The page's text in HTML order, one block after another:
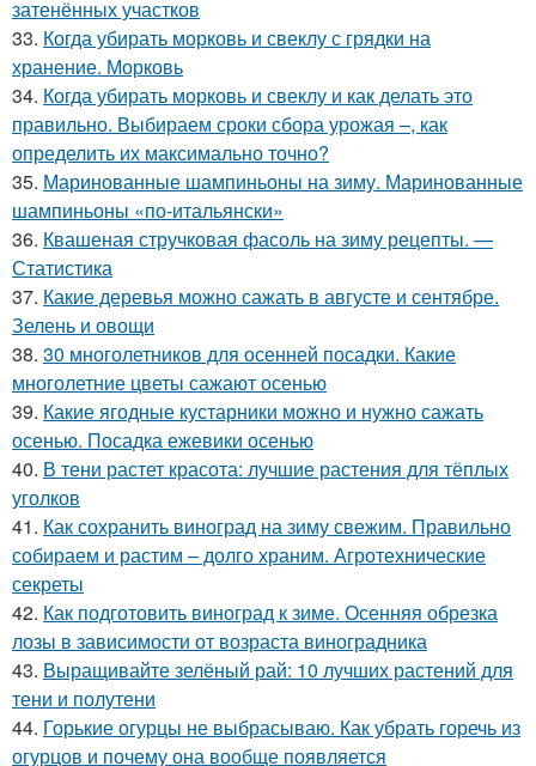
затенённых участков
33. Когда убирать морковь и свеклу с грядки на
хранение. Морковь
34. Когда убирать морковь и свеклу и как делать это
правильно. Выбираем сроки сбора урожая –, как
определить их максимально точно?
35. Маринованные шампиньоны на зиму. Маринованные
шампиньоны «по-итальянски»
36. Квашеная стручковая фасоль на зиму рецепты. —
Статистика
37. Какие деревья можно сажать в августе и сентябре.
Зелень и овощи
38. 30 многолетников для осенней посадки. Какие
многолетние цветы сажают осенью
39. Какие ягодные кустарники можно и нужно сажать
осенью. Посадка ежевики осенью
40. В тени растет красота: лучшие растения для тёплых
уголков
41. Как сохранить виноград на зиму свежим. Правильно
собираем и растим – долго храним. Агротехнические
секреты
42. Как подготовить виноград к зиме. Осенняя обрезка
лозы в зависимости от возраста виноградника
43. Выращивайте зелёный рай: 10 лучших растений для
тени и полутени
44. Горькие огурцы не выбрасываю. Как убрать горечь из
огурцов и почему она вообще появляется